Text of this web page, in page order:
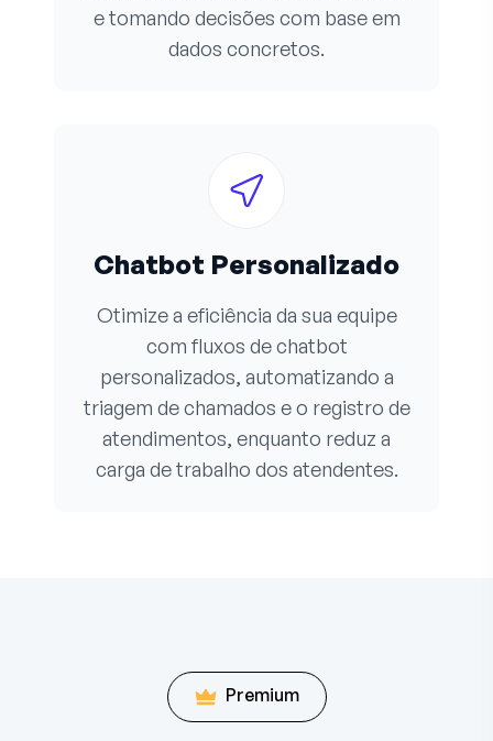
e tomando decisões com base em
dados concretos.
Chatbot Personalizado
Otimize a eficiência da sua equipe
com fluxos de chatbot
personalizados, automatizando a
triagem de chamados e o registro de
atendimentos, enquanto reduz a
carga de trabalho dos atendentes.
Premium